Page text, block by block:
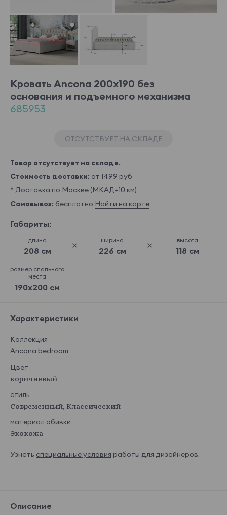
Кровать Ancona 200x190 без
основания и подъемного механизма
685953
ОТСУТСТВУЕТ НА СКЛАДЕ
Товар отсутствует на складе.
Стоимость доставки: от 1499 руб
* Доставка по Москве (МКАД+10 км)
Самовывоз: бесплатно Найти на карте
Габариты:
длина
208 см
ширина
226 см
высота
118 см
размер спального
места
190x200 см
Характеристики
Коллекция
Ancona bedroom
Цвет
коричневый
стиль
Современный, Классический
материал обивки
Экокожа
Узнать специальные условия работы для дизайнеров.
Описание